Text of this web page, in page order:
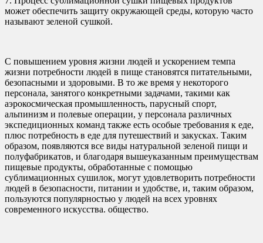
может обеспечить защиту окружающей среды, которую часто
называют зеленой сушкой.
С повышением уровня жизни людей и ускорением темпа
жизни потребности людей в пище становятся питательными,
безопасными и здоровыми. В то же время у некоторого
персонала, занятого конкретными задачами, такими как
аэрокосмическая промышленность, парусный спорт,
альпинизм и полевые операции, у персонала различных
экспедиционных команд также есть особые требования к еде,
плюс потребность в еде для путешествий и закусках. Таким
образом, появляются все виды натуральной зеленой пищи и
полуфабрикатов, и благодаря вышеуказанным преимуществам
пищевые продукты, обработанные с помощью
сублимационных сушилок, могут удовлетворить потребности
людей в безопасности, питании и удобстве, и, таким образом,
пользуются популярностью у людей на всех уровнях
современного искусства. общество.